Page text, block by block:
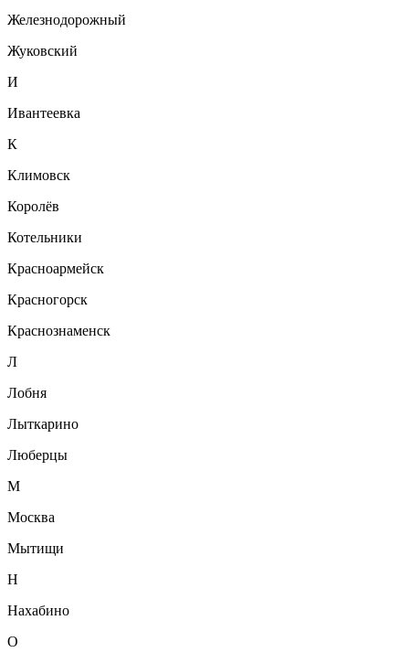
Железнодорожный
Жуковский
И
Ивантеевка
К
Климовск
Королёв
Котельники
Красноармейск
Красногорск
Краснознаменск
Л
Лобня
Лыткарино
Люберцы
М
Москва
Мытищи
Н
Нахабино
О